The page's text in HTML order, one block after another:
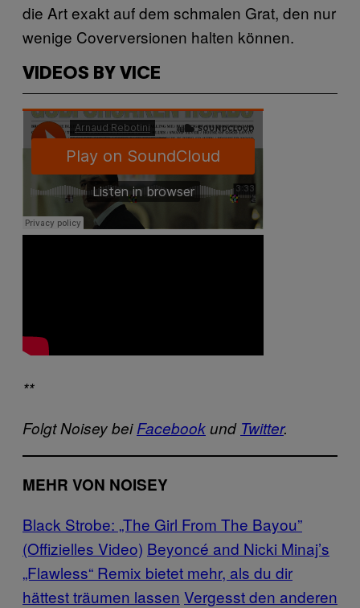
die Art exakt auf dem schmalen Grat, den nur
wenige Coverversionen halten können.
VIDEOS BY VICE
**
Folgt Noisey beiFacebookund Twitter.
MEHR VON NOISEY
Black Strobe: „The Girl From The Bayou”
(Offizielles Video) Beyoncé and Nicki Minaj’s
„Flawless“ Remix bietet mehr, als du dir
hättest träumen lassen Vergesst den anderen